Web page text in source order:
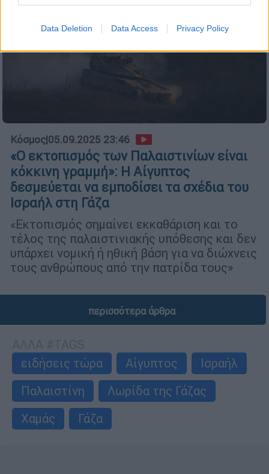
Data Deletion Data Access Privacy Policy
Κόσμος|05.09.2025 23:46
«Ο εκτοπισμός των Παλαιστινίων είναι
κόκκινη γραμμή»: Η Αίγυπτος
δεσμεύεται να εμποδίσει τα σχέδια του
Ισραήλ στη Γάζα
«Εκτοπισμός σημαίνει εκκαθάριση και το
τέλος της παλαιστινιακής υπόθεσης και δεν
υπάρχει νομική ή ηθική βάση για να διώχνεις
τους ανθρώπους από την πατρίδα τους»
περισσότερα άρθρα
ειδήσεις τώρα
Αίγυπτος
Ισραήλ
Παλαιστίνη
Λωρίδα της Γάζας
Χαμάς
Γάζα